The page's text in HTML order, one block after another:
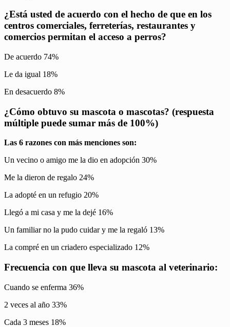
¿Está usted de acuerdo con el hecho de que en los
centros comerciales, ferreterías, restaurantes y
comercios permitan el acceso a perros?
De acuerdo 74%
Le da igual 18%
En desacuerdo 8%
¿Cómo obtuvo su mascota o mascotas? (respuesta
múltiple puede sumar más de 100%)
Las 6 razones con más menciones son:
Un vecino o amigo me la dio en adopción 30%
Me la dieron de regalo 24%
La adopté en un refugio 20%
Llegó a mi casa y me la dejé 16%
Un familiar no la pudo cuidar y me la regaló 13%
La compré en un criadero especializado 12%
Frecuencia con que lleva su mascota al veterinario:
Cuando se enferma 36%
2 veces al año 33%
Cada 3 meses 18%